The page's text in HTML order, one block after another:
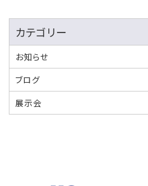
カテゴリー
お知らせ
ブログ
展示会